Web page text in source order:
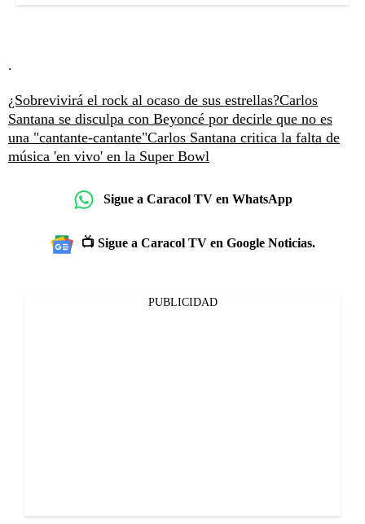
.
¿Sobrevivirá el rock al ocaso de sus estrellas?Carlos
Santana se disculpa con Beyoncé por decirle que no es
una "cantante-cantante"Carlos Santana critica la falta de
música 'en vivo' en la Super Bowl
Sigue a Caracol TV en WhatsApp
📺 Sigue a Caracol TV en Google Noticias.
PUBLICIDAD